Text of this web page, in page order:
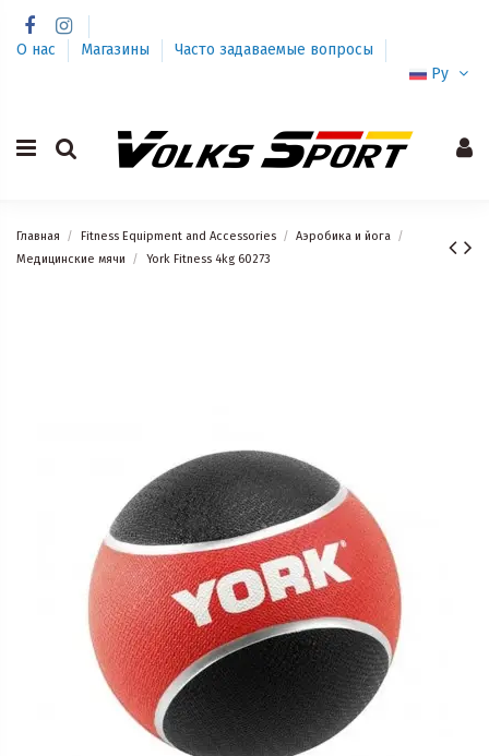
О нас Магазины
Часто задаваемые вопросы
Ру
Главная Fitness Equipment and Accessories
Аэробика и йога
Медицинские мячи
York Fitness 4kg 60273